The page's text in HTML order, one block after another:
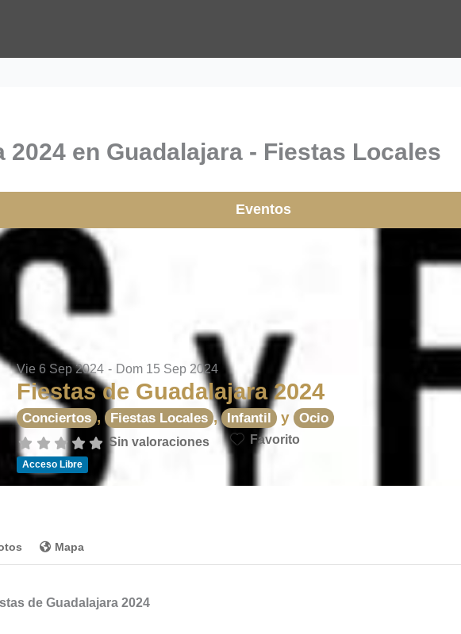
2024 en Guadalajara - Fiestas Locales
Eventos
Vie 6 Sep 2024 - Dom 15 Sep 2024
Fiestas de Guadalajara 2024
Conciertos , Fiestas Locales , Infantil y Ocio
Sin valoraciones Favorito
Acceso Libre
Mapa
de Guadalajara 2024